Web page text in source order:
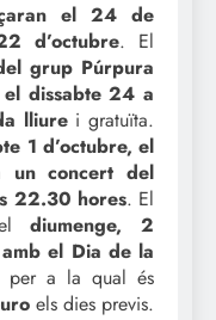
el 24 de
d’octubre. El
grup Púrpura
el dissabte 24 a
lliurei gratuïta.
1 d’octubre, el
un concert del
22.30 hores. El
eldiumenge, 2
el Dia de la
a la qual és
els dies previs.